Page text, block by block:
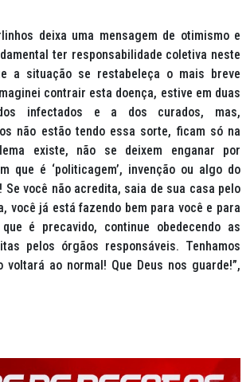
deixa uma mensagem de otimismo e
ter responsabilidade coletiva neste
a situação se restabeleça o mais breve
contrair esta doença, estive em duas
infectados e a dos curados, mas,
não estão tendo essa sorte, ficam só na
existe, não se deixem enganar por
que é ‘politicagem’, invenção ou algo do
você não acredita, saia de sua casa pelo
você já está fazendo bem para você e para
é precavido, continue obedecendo as
pelos órgãos responsáveis. Tenhamos
ao normal! Que Deus nos guarde!”,